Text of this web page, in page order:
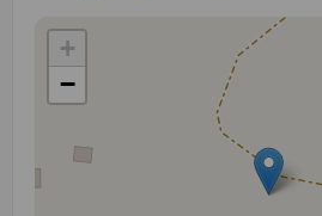
+
−